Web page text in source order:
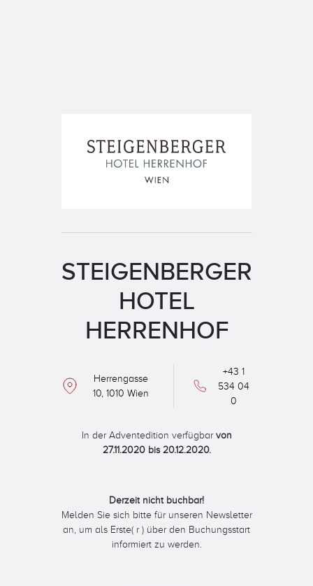
STEIGENBERGER
HOTEL
HERRENHOF
Herrengasse
10, 1010 Wien
+43 1
534 04
0
In der Adventedition verfügbarvon
27.11.2020 bis 20.12.2020.
Derzeit nicht buchbar!
Melden Sie sich bitte für unseren Newsletter
an, um als Erste( r ) über den Buchungsstart
informiert zu werden.